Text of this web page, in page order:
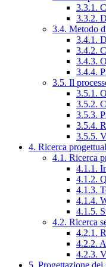
3.3.1.
3.3.2.
3.4. Metodo
3.4.1.
3.4.2.
3.4.3.
3.4.4.
3.5. Il
3.5.1.
3.5.2.
3.5.3.
3.5.4.
3.5.5.
4. Ricerca
4.1. Ricerca
4.1.1.
4.1.2.
4.1.3.
4.1.4.
4.1.5.
4.2. Ricerca
4.2.1.
4.2.2.
4.2.3.
5. Progettazione dei